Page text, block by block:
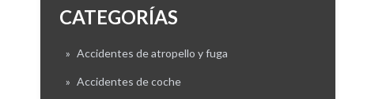
CATEGORÍAS
» Accidentes de atropello y fuga
» Accidentes de coche